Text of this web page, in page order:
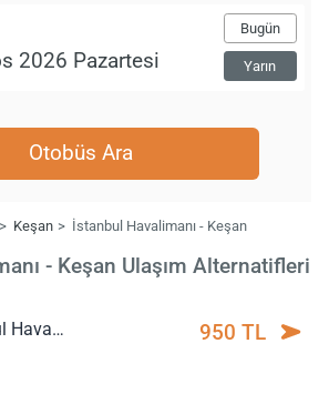
Bugün
Yarın
Otobüs Ara
Keşan İstanbul Havalimanı - Keşan
- Keşan Ulaşım Alternatifleri
950 TL